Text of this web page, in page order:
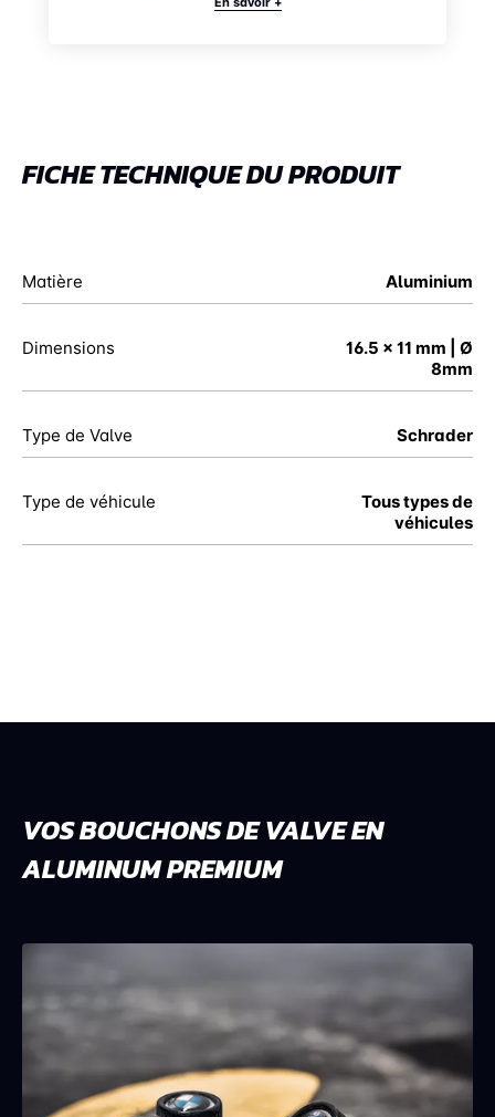
FICHE TECHNIQUE DU PRODUIT
Matière Aluminium
Dimensions
16.5 x 11 mm | Ø
8mm
Type de Valve Schrader
Type de véhicule
Tous types de
véhicules
VOS BOUCHONS DE VALVE EN
ALUMINUM PREMIUM